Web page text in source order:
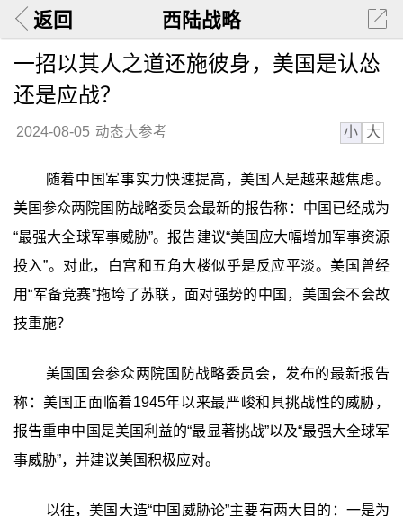
返回 西陆战略
一招以其人之道还施彼身，美国是认怂
还是应战？
2024-08-05 动态大参考 小 大
随着中国军事实力快速提高，美国人是越来越焦虑。
美国参众两院国防战略委员会最新的报告称：中国已经成为
“最强大全球军事威胁”。报告建议“美国应大幅增加军事资源
投入”。对此，白宫和五角大楼似乎是反应平淡。美国曾经
用“军备竞赛”拖垮了苏联，面对强势的中国，美国会不会故
技重施？
美国国会参众两院国防战略委员会，发布的最新报告
称：美国正面临着1945年以来最严峻和具挑战性的威胁，
报告重申中国是美国利益的“最显著挑战”以及“最强大全球军
事威胁”，并建议美国积极应对。
以往，美国大造“中国威胁论”主要有两大目的：一是为